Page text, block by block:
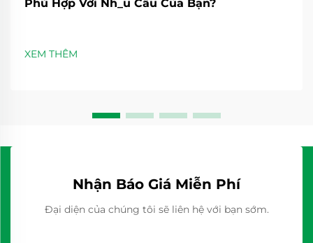
Phù Hợp Với Nh_u Cầu Của Bạn?
XEM THÊM
Nhận Báo Giá Miễn Phí
Đại diện của chúng tôi sẽ liên hệ với bạn sớm.